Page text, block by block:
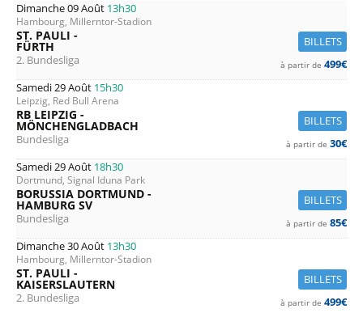
Dimanche 09 Août 13h30
Hambourg, Millerntor-Stadion
BILLETS
ST. PAULI -
FÜRTH
2. Bundesliga à partir de 499€
Samedi 29 Août 15h30
Leipzig, Red Bull Arena
BILLETS
RB LEIPZIG -
MÖNCHENGLADBACH
Bundesliga à partir de 30€
Samedi 29 Août 18h30
Dortmund, Signal Iduna Park
BILLETS
BORUSSIA DORTMUND -
HAMBURG SV
Bundesliga à partir de 85€
Dimanche 30 Août 13h30
Hambourg, Millerntor-Stadion
BILLETS
ST. PAULI -
KAISERSLAUTERN
2. Bundesliga à partir de 499€